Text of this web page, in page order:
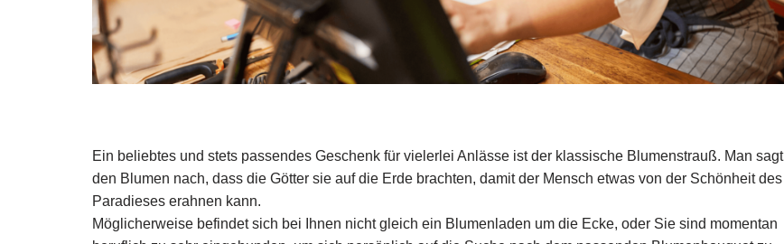
Ein beliebtes und stets passendes Geschenk für vielerlei Anlässe ist der klassische Blumenstrauß. Man sagt
den Blumen nach, dass die Götter sie auf die Erde brachten, damit der Mensch etwas von der Schönheit des
Paradieses erahnen kann.
Möglicherweise befindet sich bei Ihnen nicht gleich ein Blumenladen um die Ecke, oder Sie sind momentan